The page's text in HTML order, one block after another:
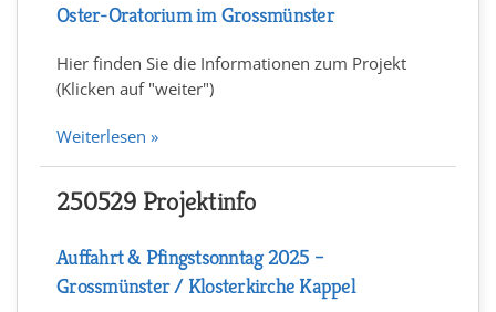
Oster-Oratorium im Grossmünster
Hier finden Sie die Informationen zum Projekt
(Klicken auf "weiter")
Weiterlesen »
250529 Projektinfo
Auffahrt & Pfingstsonntag 2025 –
Grossmünster / Klosterkirche Kappel